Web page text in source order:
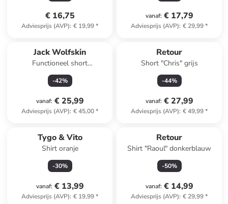
€ 16,75
Adviesprijs (AVP): € 19,99*
vanaf: € 17,79
Adviesprijs (AVP): € 29,99*
Jack Wolfskin
Functioneel short
"Turbulence" donkerblauw
-42%
vanaf: € 25,99
Adviesprijs (AVP): € 45,00*
Retour
Short "Chris" grijs
-44%
vanaf: € 27,99
Adviesprijs (AVP): € 49,99*
Tygo & Vito
Shirt oranje
-30%
vanaf: € 13,99
Adviesprijs (AVP): € 19,99*
Retour
Shirt "Raoul" donkerblauw
-50%
vanaf: € 14,99
Adviesprijs (AVP): € 29,99*